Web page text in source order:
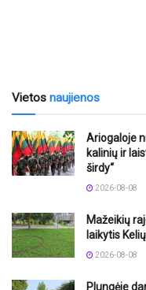
Vietos naujienos
Ariogaloje
kalinių ir
širdy“
2026-08-08
Mažeikių
laikytis
2026-08-08
Plungėje